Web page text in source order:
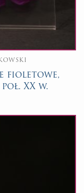
fioletowe,
XX w.